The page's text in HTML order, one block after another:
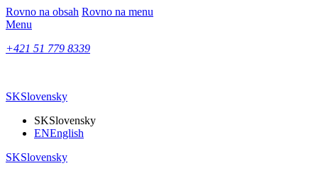
Rovno na obsah Rovno na menu
Menu
+421 51 779 8339
SKSlovensky
SKSlovensky
ENEnglish
SKSlovensky